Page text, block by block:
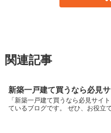
関連記事
新築一戸建て買うなら必見サ
「新築一戸建て買うなら必見サイ
ているブログです。 ぜひ、お役立